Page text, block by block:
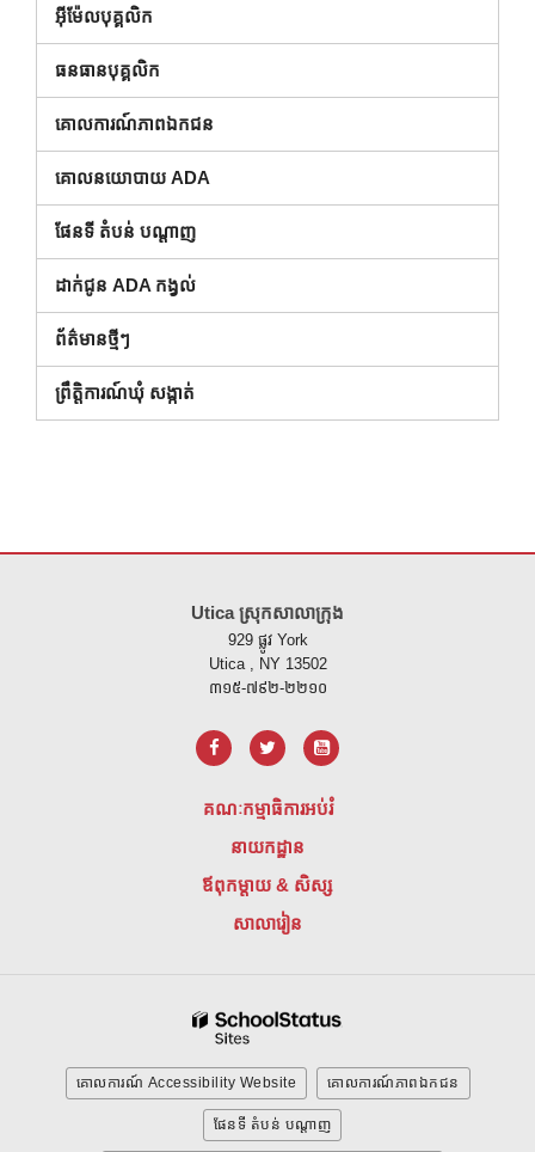
អ៊ីម៉ែលបុគ្គលិក
ធនធានបុគ្គលិក
គោលការណ៍ភាពឯកជន
គោលនយោបាយ ADA
ផែនទី តំបន់ បណ្ដាញ
ដាក់ជូន ADA កង្វល់
ព័ត៌មានថ្មីៗ
ព្រឹត្តិការណ៍ឃុំ សង្កាត់
Utica ស្រុកសាលាក្រុង
929 ផ្លូវ York
Utica , NY 13502
៣១៥-៧៩២-២២១០
គណៈកម្មាធិការអប់រំ
នាយកដ្ឋាន
ឪពុកម្តាយ & សិស្ស
សាលារៀន
គោលការណ៍ Accessibility Website គោលការណ៍ភាពឯកជន
ផែនទី តំបន់ បណ្ដាញ